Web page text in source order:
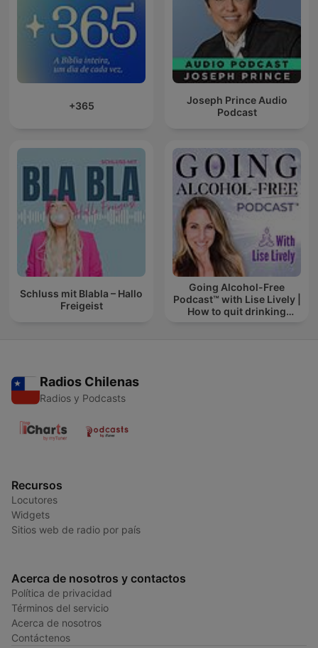
+365
Joseph Prince Audio
Podcast
Schluss mit Blabla – Hallo
Freigeist
Going Alcohol-Free
Podcast™ with Lise Lively |
How to quit drinking
Radios Chilenas
Radios y Podcasts
Recursos
Locutores
Widgets
Sitios web de radio por país
Acerca de nosotros y contactos
Política de privacidad
Términos del servicio
Acerca de nosotros
Contáctenos